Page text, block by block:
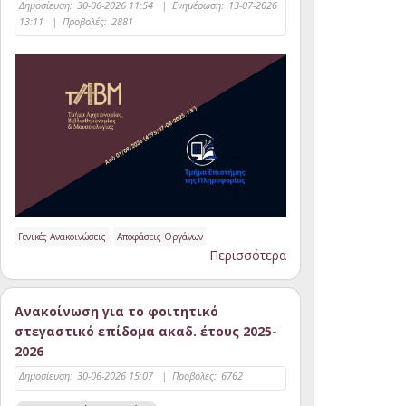
Δημοσίευση: 30-06-2026 11:54 | Ενημέρωση: 13-07-2026
13:11
| Προβολές: 2881
Γενικές Ανακοινώσεις Αποφάσεις Οργάνων
Περισσότερα
Ανακοίνωση για το φοιτητικό
στεγαστικό επίδομα ακαδ. έτους 2025-
2026
Δημοσίευση: 30-06-2026 15:07 | Προβολές: 6762